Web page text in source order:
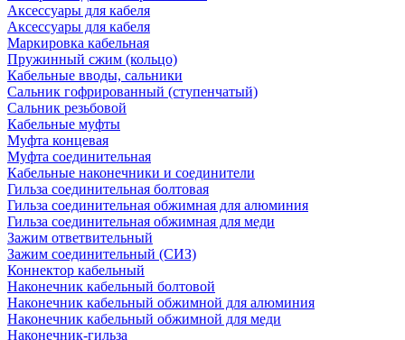
Аксессуары для кабеля
Аксессуары для кабеля
Маркировка кабельная
Пружинный сжим (кольцо)
Кабельные вводы, сальники
Сальник гофрированный (ступенчатый)
Сальник резьбовой
Кабельные муфты
Муфта концевая
Муфта соединительная
Кабельные наконечники и соединители
Гильза соединительная болтовая
Гильза соединительная обжимная для алюминия
Гильза соединительная обжимная для меди
Зажим ответвительный
Зажим соединительный (СИЗ)
Коннектор кабельный
Наконечник кабельный болтовой
Наконечник кабельный обжимной для алюминия
Наконечник кабельный обжимной для меди
Наконечник-гильза